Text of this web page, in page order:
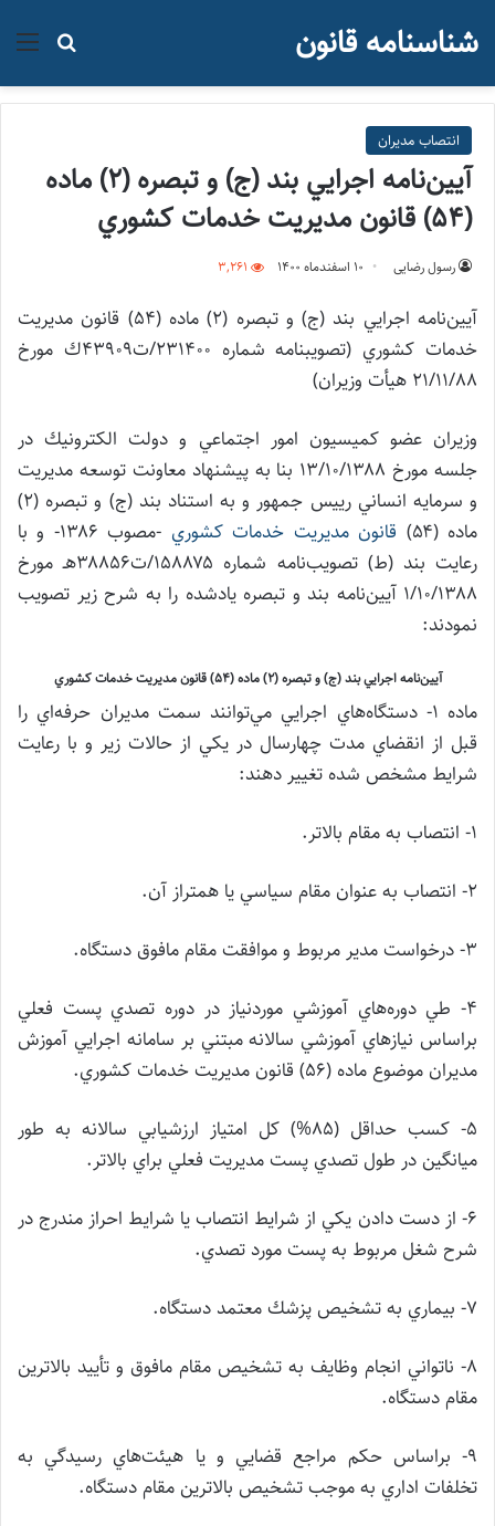
جستجو شناسنامه قانون
انتصاب مدیران
آيين‌نامه اجرايي بند (ج) و تبصره (2) ماده
(54) قانون مديريت خدمات كشوري
رسول رضایی ۱۰ اسفند‌ماه ۱۴۰۰ 3,261
آيين‌نامه اجرايي بند (ج) و تبصره (2) ماده (54) قانون مديريت
خدمات كشوري (تصویبنامه شماره 231400/ت43909ك مورخ
۲۱/۱۱/۸۸ هیأت وزیران)
وزيران عضو كميسيون امور اجتماعي و دولت الكترونيك در
جلسه مورخ ۱۳/۱۰/۱۳۸۸ بنا به پيشنهاد معاونت توسعه مديريت
و سرمايه انساني رييس جمهور و به استناد بند (ج) و تبصره (۲)
ماده (۵۴)
قانون مديريت خدمات كشوري
-مصوب ۱۳۸۶- و با
رعايت بند (ط) تصويب‌نامه شماره ۱۵۸۸۷۵/ت۳۸۸۵۶هـ مورخ
۱/۱۰/۱۳۸۸ آيين‌نامه بند و تبصره يادشده را به شرح زير تصويب
نمودند:
آيين‌نامه اجرايي بند (ج) و تبصره (2) ماده (54) قانون مديريت خدمات كشوري
ماده ۱- دستگاه‌هاي اجرايي مي‌توانند سمت مديران حرفه‌اي را
قبل از انقضاي مدت چهارسال در يكي از حالات زير و با رعايت
شرايط مشخص شده تغيير دهند:
۱- انتصاب به مقام بالاتر.
۲- انتصاب به عنوان مقام سياسي يا همتراز آن.
۳- درخواست مدير مربوط و موافقت مقام مافوق دستگاه.
۴- طي دوره‌هاي آموزشي موردنياز در دوره تصدي پست فعلي
براساس نيازهاي آموزشي سالانه مبتني بر سامانه اجرايي آموزش
مديران موضوع ماده (56) قانون مديريت خدمات كشوري.
۵- كسب حداقل (85%) كل امتياز ارزشيابي سالانه به طور
ميانگين در طول تصدي پست مديريت فعلي براي بالاتر.
۶- از دست دادن يكي از شرايط انتصاب يا شرايط احراز مندرج در
شرح شغل مربوط به پست مورد تصدي.
۷- بيماري به تشخيص پزشك معتمد دستگاه.
۸- ناتواني انجام وظايف به تشخيص مقام مافوق و تأييد بالاترين
مقام دستگاه.
۹- براساس حكم مراجع قضايي و يا هيئت‌هاي رسيدگي به
تخلفات اداري به موجب تشخيص بالاترين مقام دستگاه.